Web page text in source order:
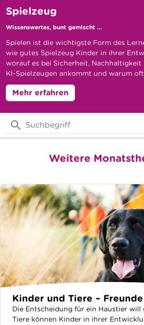
Spielzeug
Wissenswertes, bunt gemischt …
Spielen ist die wichtigste Form des
wie gutes Spielzeug Kinder in ihrer
worauf es bei Sicherheit,
KI-Spielzeugen ankommt und warum
Mehr erfahren
Weitere
Kinder und Tiere –
Die Entscheidung für ein Haustier will
Tiere können Kinder in ihrer